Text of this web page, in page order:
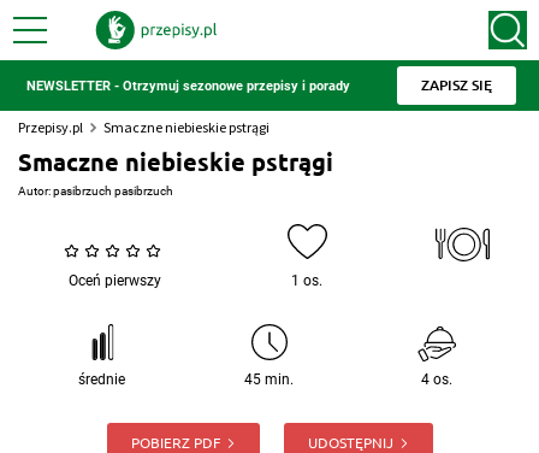
NEWSLETTER - Otrzymuj sezonowe przepisy i porady ZAPISZ SIĘ
Przepisy.pl Smaczne niebieskie pstrągi
Smaczne niebieskie pstrągi
Autor:pasibrzuch pasibrzuch
Oceń pierwszy 1 os.
średnie 45 min. 4 os.
POBIERZ PDF UDOSTĘPNIJ